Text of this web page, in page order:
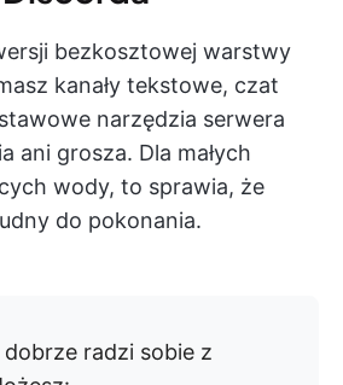
bezkosztowej warstwy
kanały tekstowe, czat
narzędzia serwera
ani grosza. Dla małych
wody, to sprawia, że
do pokonania.
radzi sobie z